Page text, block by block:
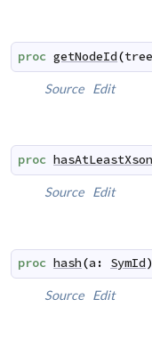
proc getNodeId(tree
Source Edit
proc
Source Edit
proc hash(a : SymId)
Source Edit